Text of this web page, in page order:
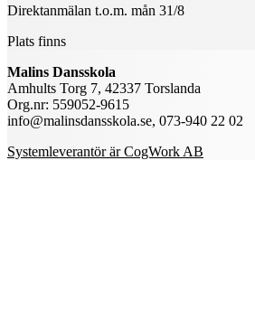
Direktanmälan t.o.m. mån 31/8
Plats finns
Malins Dansskola
Amhults Torg 7, 42337 Torslanda
Org.nr: 559052-9615
info@malinsdansskola.se, 073-940 22 02
Systemleverantör är CogWork AB